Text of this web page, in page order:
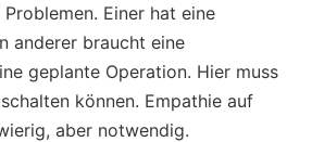
Einer hat eine
anderer braucht eine
geplante Operation. Hier muss
können. Empathie auf
aber notwendig.